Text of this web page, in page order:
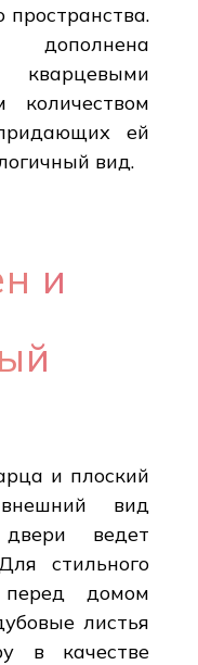
ей
вид.
и
и плоский
вид
ведет
стильного
перед домом
листья
в качестве